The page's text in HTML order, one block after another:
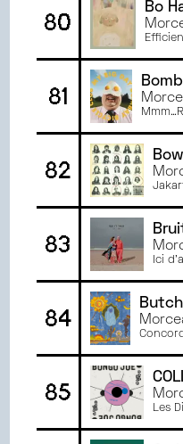
80
Bo
Hear
81
82
83
Ici
84
Jay
85
Les